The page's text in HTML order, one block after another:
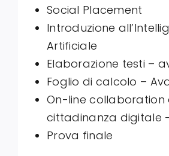
Social Placement
Introduzione
Artificiale
Elaborazione testi –
Foglio di calcolo –
On-line collaboration
cittadinanza digitale
Prova finale